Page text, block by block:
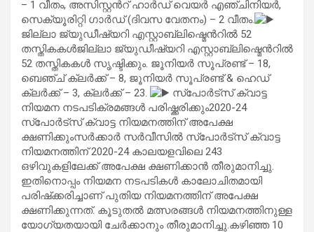
– 1 വീതം, അസിസ്റ്റന്‍റ് ഹാര്‍ഡ് വെയര്‍ എഞ്ചിനിയര്‍,
സെക്യൂരിറ്റി ഗാര്‍ഡ് (ദിവസ വേതനം) – 2 വീതം.
ജില്ലാ ജ്യുഡീഷ്യറി എസ്റ്റാബ്ലിഷ്മെന്‍റില്‍ 52
തസ്തികകള്‍ജില്ലാ ജ്യുഡീഷ്യറി എസ്റ്റാബ്ലിഷ്മെന്‍റില്‍
52 തസ്തികകള്‍ സൃഷ്ടിക്കും. ജൂനിയര്‍ സൂപ്രണ്ട് – 18,
ബെഞ്ച് ക്ലര്‍ക്ക് – 8, ജൂനിയര്‍ സൂപ്രണ്ട് & ഹെഡ്
ക്ലര്‍ക്ക് – 3, ക്ലര്‍ക്ക് – 23.
സ്പോര്‍ട്സ് ക്വാട്ട
നിയമന നടപടിക്രമങ്ങള്‍ പരിഷ്ക്കരിക്കും2020-24
സ്‌പോര്‍ട്‌സ് ക്വാട്ട നിയമനത്തിന് അപേക്ഷ
ക്ഷണിക്കുംസര്‍ക്കാര്‍ സര്‍വീസില്‍ സ്‌പോര്‍ട്‌സ് ക്വാട്ട
നിയമനത്തിന് 2020-24 കാലയളവിലെ 243
ഒഴിവുകളിലേക്ക് അപേക്ഷ ക്ഷണിക്കാന്‍ തീരുമാനിച്ചു.
ഇതിനൊപ്പം നിയമന നടപടികള്‍ കാലോചിതമായി
പരിഷ്‌ക്കരിച്ചാണ് പുതിയ നിയമനത്തിന് അപേക്ഷ
ക്ഷണിക്കുന്നത്. കൂടുതല്‍ മത്സരങ്ങള്‍ നിയമനത്തിനുള്ള
യോഗ്യതയായി ചേര്‍ക്കാനും തീരുമാനിച്ചു.കഴിഞ്ഞ 10